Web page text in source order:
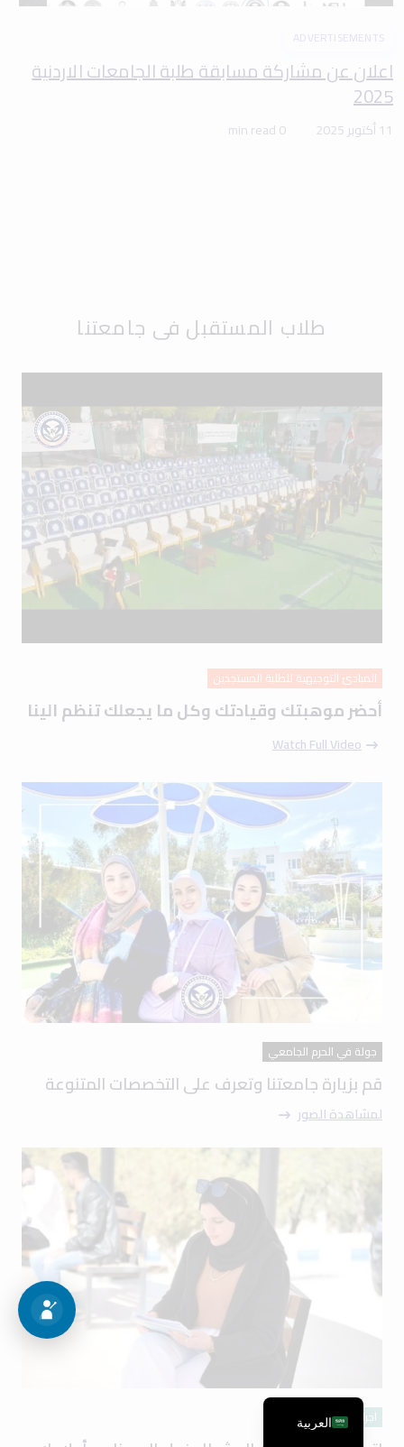
ADVERTISEMENTS
اعلان عن مشاركة مسابقة طلبة الجامعات الاردنية
2025
11 أكتوبر 2025 0 min read
طلاب المستقبل في جامعتنا
المبادئ التوجيهية للطلبة المستجدين
أحضر موهبتك وقيادتك وكل ما يجعلك تنظم الينا
Watch Full Video
جولة في الحرم الجامعي
قم بزيارة جامعتنا وتعرف على التخصصات المتنوعة
لمشاهدة الصور
اجراءات القبولالعربية